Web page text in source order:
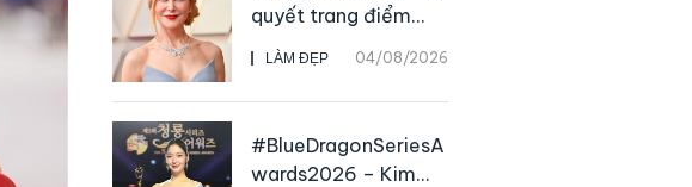
LÀM ĐẸP 04/08/2026
quyết trang điểm
“hack” tuổi như các
nữ minh tinh hàng
đầu
#BlueDragonSeriesA
wards2026 – Kim